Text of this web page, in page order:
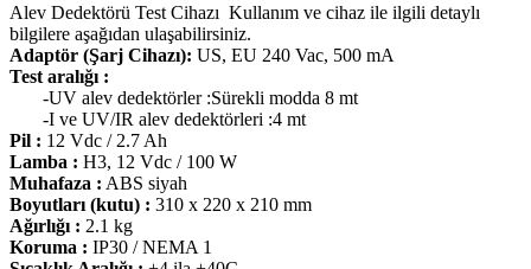
Alev Dedektörü Test Cihazı Kullanım ve cihaz ile ilgili detaylı
bilgilere aşağıdan ulaşabilirsiniz.
Adaptör (Şarj Cihazı): US, EU 240 Vac, 500 mA
Test aralığı :
-UV alev dedektörler :Sürekli modda 8 mt
-I ve UV/IR alev dedektörleri :4 mt
Pil : 12 Vdc / 2.7 Ah
Lamba : H3, 12 Vdc / 100 W
Muhafaza : ABS siyah
Boyutları (kutu) : 310 x 220 x 210 mm
Ağırlığı : 2.1 kg
Koruma : IP30 / NEMA 1